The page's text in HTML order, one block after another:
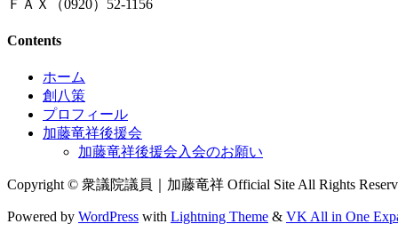
ＦＡＸ（0920）52-1156
Contents
ホーム
創八策
プロフィール
加藤竜祥後援会
加藤竜祥後援会入会のお願い
Copyright © 衆議院議員｜加藤竜祥 Official Site All Rights
Powered by WordPress with Lightning Theme & VK All in One